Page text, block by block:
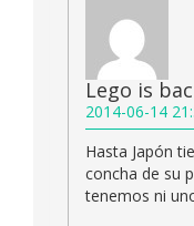
Lego is
2014-06-14
Hasta Japón
concha de su
tenemos ni